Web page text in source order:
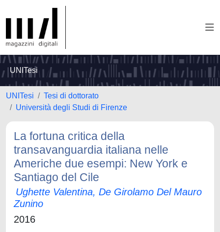
UNITesi
UNITesi
Tesi di dottorato
Università degli Studi di Firenze
La fortuna critica della
transavanguardia italiana nelle
Americhe due esempi: New York e
Santiago del Cile
Ughette Valentina, De Girolamo Del Mauro
Zunino
2016